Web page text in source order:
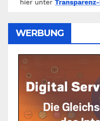
WERBUNG